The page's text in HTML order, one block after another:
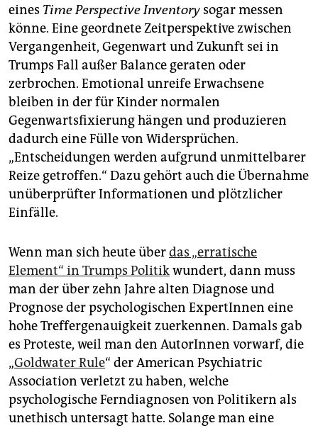
eines TimePerspective Inventory sogar messen
könne. Eine geordnete Zeitperspektive zwischen
Vergangenheit, Gegenwart und Zukunft sei in
Trumps Fall außer Balance geraten oder
zerbrochen. Emotional unreife Erwachsene
bleiben in der für Kinder normalen
Gegenwartsfixierung hängen und produzieren
dadurch eine Fülle von Widersprüchen.
„Entscheidungen werden aufgrund unmittelbarer
Reize getroffen.“ Dazu gehört auch die Übernahme
unüberprüfter Informationen und plötzlicher
Einfälle.
Wenn man sich heute überdas „erratische
Element“ in Trumps Politikwundert, dann muss
man der über zehn Jahre alten Diagnose und
Prognose der psychologischen ExpertInnen eine
hohe Treffergenauigkeit zuerkennen. Damals gab
es Proteste, weil man den AutorInnen vorwarf, die
„Goldwater Rule“ der American Psychiatric
Association verletzt zu haben, welche
psychologische Ferndiagnosen von Politikern als
unethisch untersagt hatte. Solange man eine